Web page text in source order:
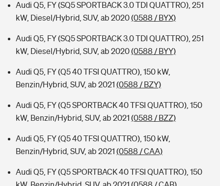
Audi Q5, FY (SQ5 SPORTBACK 3.0 TDI QUATTRO), 251
kW, Diesel/Hybrid, SUV, ab 2020(0588 / BYX)
Audi Q5, FY (SQ5 SPORTBACK 3.0 TDI QUATTRO), 251
kW, Diesel/Hybrid, SUV, ab 2020(0588 / BYY)
Audi Q5, FY (Q5 40 TFSI QUATTRO), 150 kW,
Benzin/Hybrid, SUV, ab 2021 (0588 / BZY)
Audi Q5, FY (Q5 SPORTBACK 40 TFSI QUATTRO), 150
kW, Benzin/Hybrid, SUV, ab 2021 (0588 / BZZ)
Audi Q5, FY (Q5 40 TFSI QUATTRO), 150 kW,
Benzin/Hybrid, SUV, ab 2021 (0588 / CAA)
Audi Q5, FY (Q5 SPORTBACK 40 TFSI QUATTRO), 150